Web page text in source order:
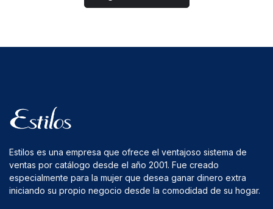
Estilos es una empresa que ofrece el ventajoso sistema de
ventas por catálogo desde el año 2001. Fue creado
especialmente para la mujer que desea ganar dinero extra
iniciando su propio negocio desde la comodidad de su hogar.